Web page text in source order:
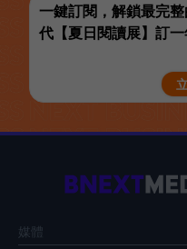
一鍵訂閱，解鎖最完
代【夏日閱讀展】訂
媒體